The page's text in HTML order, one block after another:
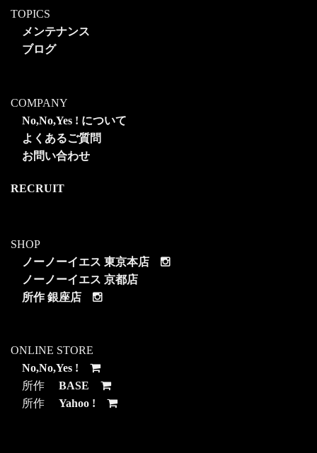
TOPICS
メンテナンス
ブログ
COMPANY
No,No,Yes ! について
よくあるご質問
お問い合わせ
RECRUIT
SHOP
ノーノーイエス 東京本店
ノーノーイエス 京都店
所作 銀座店
ONLINE STORE
No,No,Yes !
所作 BASE
所作 Yahoo !